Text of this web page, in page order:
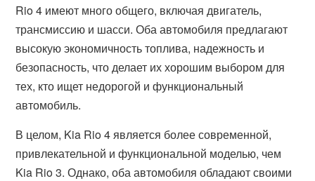
Rio 4 имеют много общего, включая двигатель,
трансмиссию и шасси. Оба автомобиля предлагают
высокую экономичность топлива, надежность и
безопасность, что делает их хорошим выбором для
тех, кто ищет недорогой и функциональный
автомобиль.
В целом, Kia Rio 4 является более современной,
привлекательной и функциональной моделью, чем
Kia Rio 3. Однако, оба автомобиля обладают своими